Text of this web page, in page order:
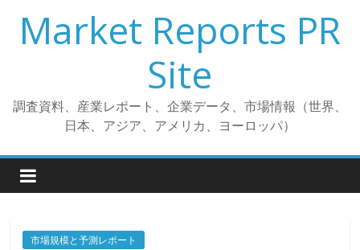
プ
Market Reports PR
Site
調査資料、産業レポート、企業データ、市場情報（世界、
日本、アジア、アメリカ、ヨーロッパ）
市場規模と予測レポート